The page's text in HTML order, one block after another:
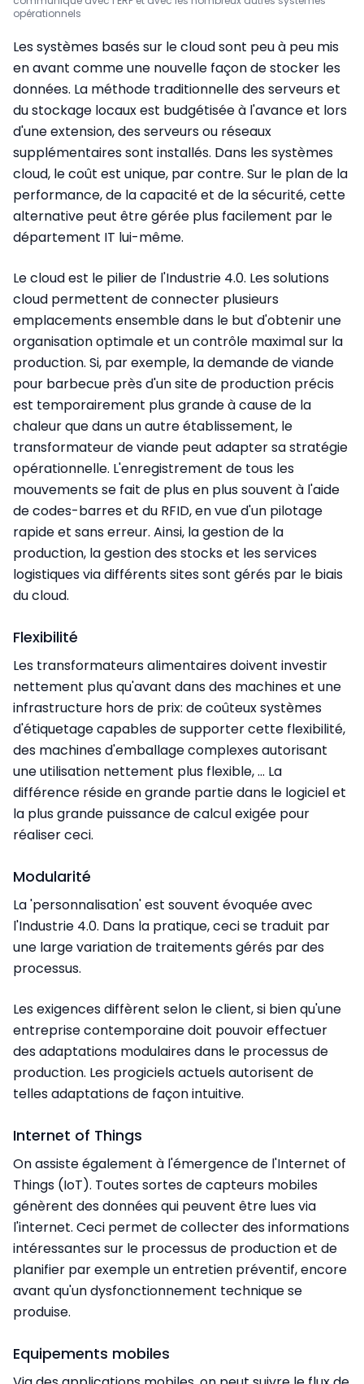
opérationnels
Les systèmes basés sur le cloud sont peu à peu mis
en avant comme une nouvelle façon de stocker les
données. La méthode traditionnelle des serveurs et
du stockage locaux est budgétisée à l'avance et lors
d'une extension, des serveurs ou réseaux
supplémentaires sont installés. Dans les systèmes
cloud, le coût est unique, par contre. Sur le plan de la
performance, de la capacité et de la sécurité, cette
alternative peut être gérée plus facilement par le
département IT lui-même.
Le cloud est le pilier de l'Industrie 4.0. Les solutions
cloud permettent de connecter plusieurs
emplacements ensemble dans le but d'obtenir une
organisation optimale et un contrôle maximal sur la
production. Si, par exemple, la demande de viande
pour barbecue près d'un site de production précis
est temporairement plus grande à cause de la
chaleur que dans un autre établissement, le
transformateur de viande peut adapter sa stratégie
opérationnelle. L'enregistrement de tous les
mouvements se fait de plus en plus souvent à l'aide
de codes-barres et du RFID, en vue d'un pilotage
rapide et sans erreur. Ainsi, la gestion de la
production, la gestion des stocks et les services
logistiques via différents sites sont gérés par le biais
du cloud.
Flexibilité
Les transformateurs alimentaires doivent investir
nettement plus qu'avant dans des machines et une
infrastructure hors de prix: de coûteux systèmes
d'étiquetage capables de supporter cette flexibilité,
des machines d'emballage complexes autorisant
une utilisation nettement plus flexible, ... La
différence réside en grande partie dans le logiciel et
la plus grande puissance de calcul exigée pour
réaliser ceci.
Modularité
La 'personnalisation' est souvent évoquée avec
l'Industrie 4.0. Dans la pratique, ceci se traduit par
une large variation de traitements gérés par des
processus.
Les exigences diffèrent selon le client, si bien qu'une
entreprise contemporaine doit pouvoir effectuer
des adaptations modulaires dans le processus de
production. Les progiciels actuels autorisent de
telles adaptations de façon intuitive.
Internet of Things
On assiste également à l'émergence de l'Internet of
Things (IoT). Toutes sortes de capteurs mobiles
génèrent des données qui peuvent être lues via
l'internet. Ceci permet de collecter des informations
intéressantes sur le processus de production et de
planifier par exemple un entretien préventif, encore
avant qu'un dysfonctionnement technique se
produise.
Equipements mobiles